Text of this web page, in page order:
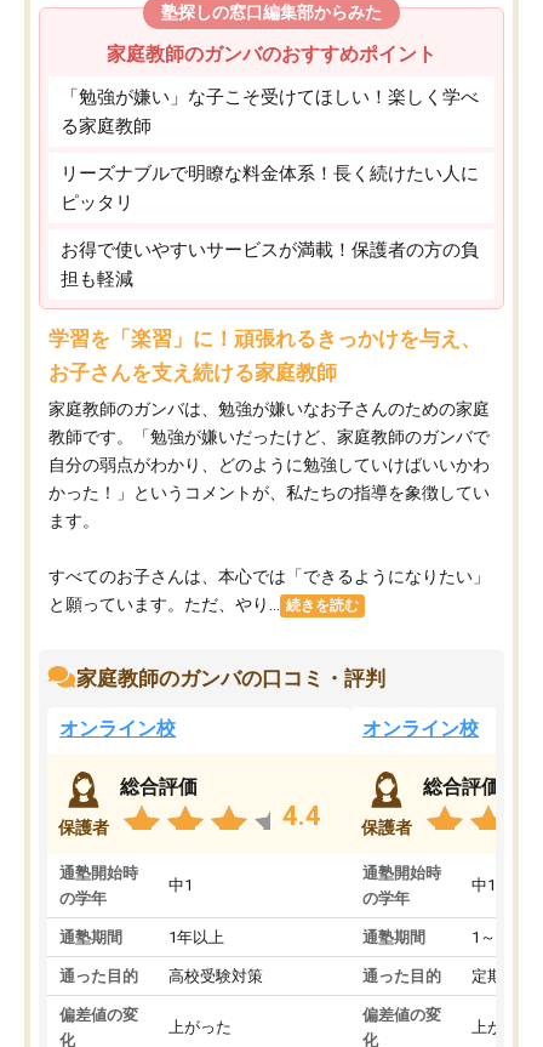
塾探しの窓口編集部からみた
家庭教師のガンバのおすすめポイント
「勉強が嫌い」な子こそ受けてほしい！楽しく学べ
る家庭教師
リーズナブルで明瞭な料金体系！長く続けたい人に
ピッタリ
お得で使いやすいサービスが満載！保護者の方の負
担も軽減
学習を「楽習」に！頑張れるきっかけを与え、
お子さんを支え続ける家庭教師
家庭教師のガンバは、勉強が嫌いなお子さんのための家庭
教師です。「勉強が嫌いだったけど、家庭教師のガンバで
自分の弱点がわかり、どのように勉強していけばいいかわ
かった！」というコメントが、私たちの指導を象徴してい
ます。
すべてのお子さんは、本心では「できるようになりたい」
と願っています。ただ、やり...
続きを読む
家庭教師のガンバの口コミ・評判
オンライン校
保護者
総合評価
4.4
通塾開始時
の学年
中1
通塾期間 1年以上
通った目的 高校受験対策
偏差値の変
化
上がった
オンライン校
保護者
総合評価
通塾開始時
の学年
中1
通塾期間 1～3ヵ月
通った目的 定期テス
偏差値の変
化
上がった